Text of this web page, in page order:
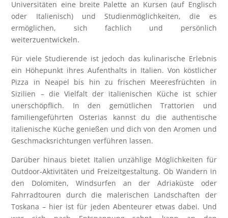
Universitäten eine breite Palette an Kursen (auf Englisch
oder Italienisch) und Studienmöglichkeiten, die es
ermöglichen, sich fachlich und persönlich
weiterzuentwickeln.
Für viele Studierende ist jedoch das kulinarische Erlebnis
ein Höhepunkt ihres Aufenthalts in Italien. Von köstlicher
Pizza in Neapel bis hin zu frischen Meeresfrüchten in
Sizilien – die Vielfalt der italienischen Küche ist schier
unerschöpflich. In den gemütlichen Trattorien und
familiengeführten Osterias kannst du die authentische
italienische Küche genießen und dich von den Aromen und
Geschmacksrichtungen verführen lassen.
Darüber hinaus bietet Italien unzählige Möglichkeiten für
Outdoor-Aktivitäten und Freizeitgestaltung. Ob Wandern in
den Dolomiten, Windsurfen an der Adriaküste oder
Fahrradtouren durch die malerischen Landschaften der
Toskana – hier ist für jeden Abenteurer etwas dabei. Und